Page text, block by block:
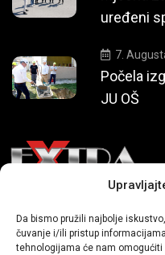
Da bismo pružili najbolje
čuvanje i/ili pristup
tehnologijama će nam
uređeni
7.
Počela
JU OŠ
Mi smo moderni portal
priče iz života, svijeta